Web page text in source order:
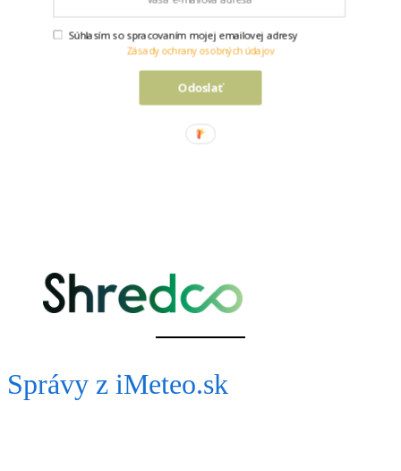
PARTNERI
Správy z iMeteo.sk
Odoslať
Súhlasím so spracovaním mojej emailovej adresy
Zásady ochrany osobných údajov